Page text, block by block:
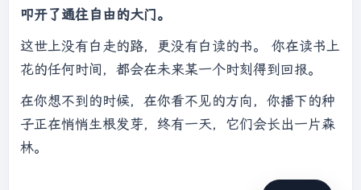
叩开了通往自由的大门。
这世上没有白走的路，更没有白读的书。 你在读书上
花的任何时间，都会在未来某一个时刻得到回报。
在你想不到的时候，在你看不见的方向，你播下的种
子正在悄悄生根发芽，终有一天，它们会长出一片森
林。